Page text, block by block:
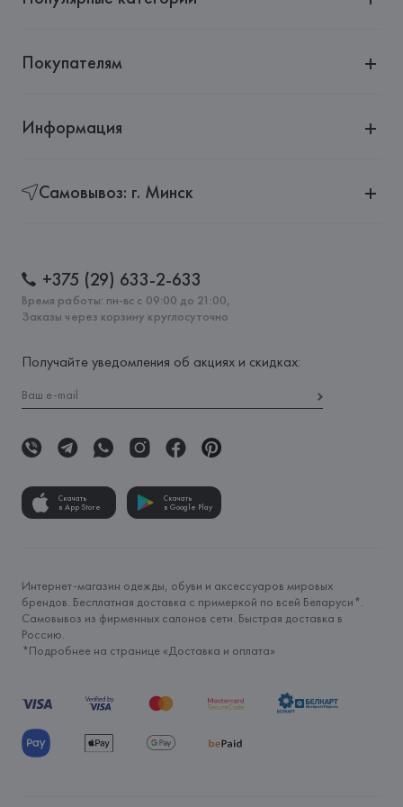
Покупателям
Информация
Самовывоз: г. Минск
+375 (29) 633-2-633
Время работы: пн-вс с 09:00 до 21:00,
Заказы через корзину круглосуточно
Получайте уведомления об акциях и скидках:
Скачать
в App Store
Скачать
в Google Play
Интернет-магазин одежды, обуви и аксессуаров мировых
брендов. Бесплатная доставка с примеркой по всей Беларуси*.
Самовывоз из фирменных салонов сети. Быстрая доставка в
Россию.
*Подробнее на странице «Доставка и оплата»